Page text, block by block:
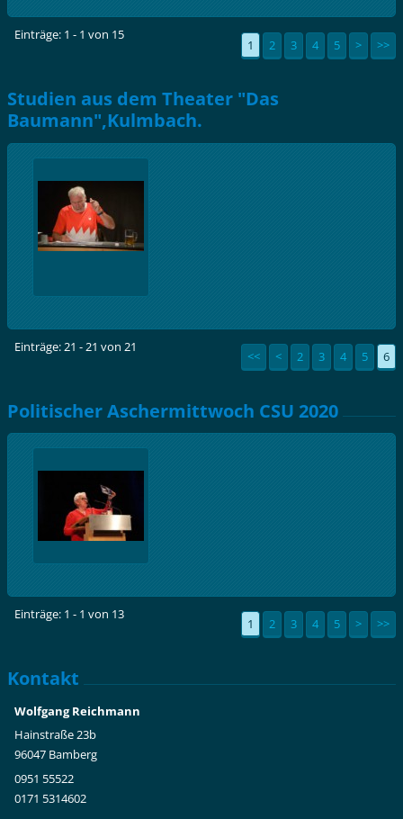
Einträge: 1 - 1 von 15
1 2 3 4 5 > >>
Studien aus dem Theater "Das
Baumann",Kulmbach.
Einträge: 21 - 21 von 21
<< < 2 3 4 5 6
Politischer Aschermittwoch CSU 2020
Einträge: 1 - 1 von 13
1 2 3 4 5 > >>
Kontakt
Wolfgang Reichmann
Hainstraße 23b
96047 Bamberg
0951 55522
0171 5314602